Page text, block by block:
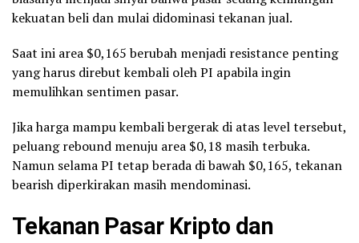
kekuatan beli dan mulai didominasi tekanan jual.
Saat ini area $0,165 berubah menjadi resistance penting
yang harus direbut kembali oleh PI apabila ingin
memulihkan sentimen pasar.
Jika harga mampu kembali bergerak di atas level tersebut,
peluang rebound menuju area $0,18 masih terbuka.
Namun selama PI tetap berada di bawah $0,165, tekanan
bearish diperkirakan masih mendominasi.
Tekanan Pasar Kripto dan